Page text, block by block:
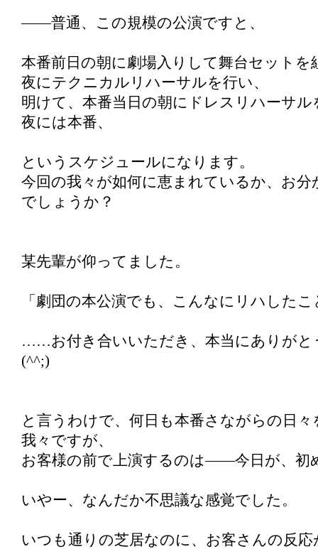
――普通、この規模の公演ですと、
本番前日の朝に劇場入りして舞台セットを
夜にテクニカルリハーサルを行い、
明けて、本番当日の朝にドレスリハーサル
夜には本番、
というスケジュールになります。
今回の我々が如何に恵まれているか、お
でしょうか？
某先輩が仰ってました。
「劇団の本公演でも、こんなにリハした
……お付き合いいただき、本当にありがと
(^^;)
と言うわけで、何日も本番さながらの日
我々ですが、
お客様の前で上演するのは――今日が、初
いやー、なんだか不思議な感覚でした。
いつも通りの芝居なのに、お客さんの反応